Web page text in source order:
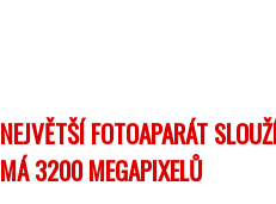
NEJVĚTŠÍ FOTOAPARÁT
MÁ 3200 MEGAPIXELŮ